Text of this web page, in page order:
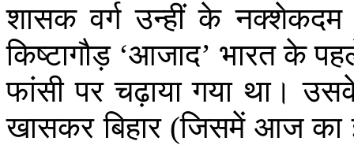
शासक वर्ग उन्हीं के नक्शेकदम
किष्टागौड़‘आजाद’ भारत के
फांसी पर चढ़ाया गया था।
खासकर बिहार(जिसमें आज का